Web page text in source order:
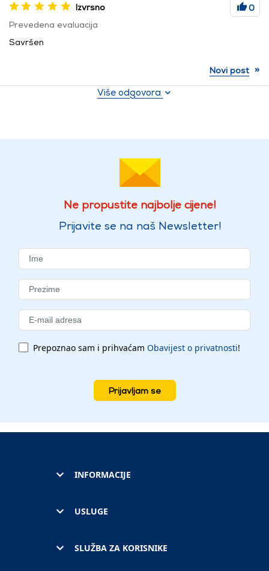
Izvrsno
0
Prevedena evaluacija
Savršen
Novi post »
Više odgovora
Ne propustite najbolje cijene!
Prijavite se na naš Newsletter!
Prepoznao sam i prihvaćam Obavijest o privatnosti!
Prijavljam se
INFORMACIJE
USLUGE
SLUŽBA ZA KORISNIKE